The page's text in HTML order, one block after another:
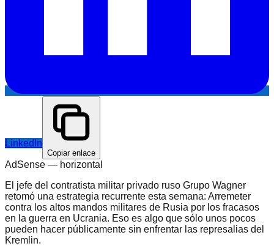
LinkedIn
Copiar enlace
AdSense — horizontal
El jefe del contratista militar privado ruso Grupo Wagner
retomó una estrategia recurrente esta semana: Arremeter
contra los altos mandos militares de Rusia por los fracasos
en la guerra en Ucrania. Eso es algo que sólo unos pocos
pueden hacer públicamente sin enfrentar las represalias del
Kremlin.